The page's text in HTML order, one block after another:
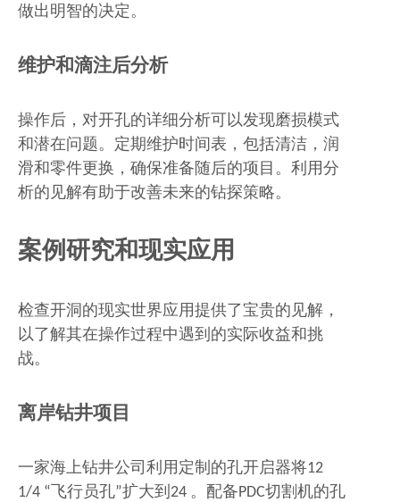
做出明智的决定。
维护和滴注后分析
操作后，对开孔的详细分析可以发现磨损模式
和潜在问题。定期维护时间表，包括清洁，润
滑和零件更换，确保准备随后的项目。利用分
析的见解有助于改善未来的钻探策略。
案例研究和现实应用
检查开洞的现实世界应用提供了宝贵的见解，
以了解其在操作过程中遇到的实际收益和挑
战。
离岸钻井项目
一家海上钻井公司利用定制的孔开启器将12
1/4 “飞行员孔”扩大到24 。配备PDC切割机的孔